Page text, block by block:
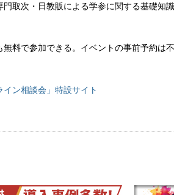
門取次・日教販による学参に関する基礎知
無料で参加できる。イベントの事前予約は
イン相談会」特設サイト